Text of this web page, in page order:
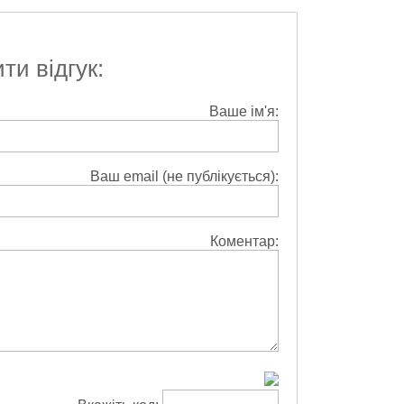
відгук:
Ваше ім'я:
Ваш email (не публікується):
Коментар: